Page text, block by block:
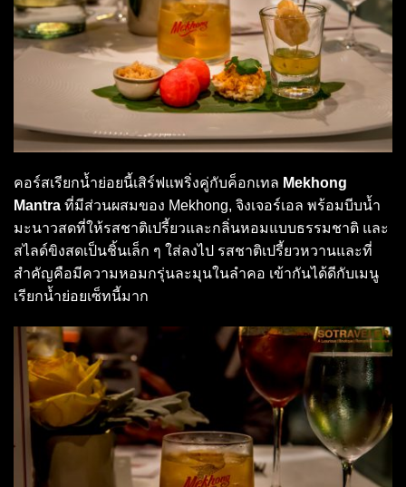
คอร์สเรียกน้ำย่อยนี้เสิร์ฟแพริ่งคู่กับค็อกเทล Mekhong
Mantra ที่มีส่วนผสมของ Mekhong, จิงเจอร์เอล พร้อมบีบน้ำ
มะนาวสดที่ให้รสชาติเปรี้ยวและกลิ่นหอมแบบธรรมชาติ และ
สไลด์ขิงสดเป็นชิ้นเล็ก ๆ ใส่ลงไป รสชาติเปรี้ยวหวานและที่
สำคัญคือมีความหอมกรุ่นละมุนในลำคอ เข้ากันได้ดีกับเมนู
เรียกน้ำย่อยเซ็ทนี้มาก